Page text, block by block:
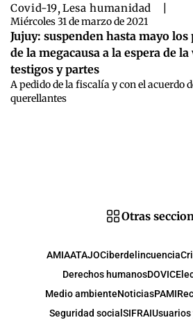
Covid-19, Lesa humanidad
Miércoles 31 de marzo de 2021
Jujuy: suspenden hasta mayo
de la megacausa a la espera de
testigos y partes
A pedido de la fiscalía y con el acuerdo
querellantes
Otras
AMIAATAJOCiberdelincuencia
Derechos humanosDOVIC
Medio ambienteNoticiasPAMI
Seguridad social SIFRAI